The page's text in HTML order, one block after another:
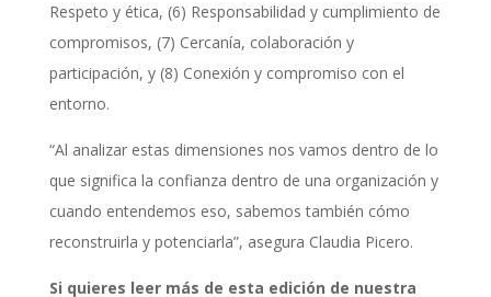
Respeto y ética, (6) Responsabilidad y cumplimiento de
compromisos, (7) Cercanía, colaboración y
participación, y (8) Conexión y compromiso con el
entorno.
“Al analizar estas dimensiones nos vamos dentro de lo
que significa la confianza dentro de una organización y
cuando entendemos eso, sabemos también cómo
reconstruirla y potenciarla”, asegura Claudia Picero.
Si quieres leer más de esta edición de nuestra